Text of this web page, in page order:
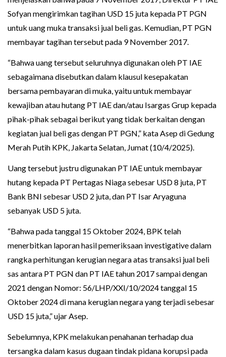
Sofyan mengirimkan tagihan USD 15 juta kepada PT PGN
untuk uang muka transaksi jual beli gas. Kemudian, PT PGN
membayar tagihan tersebut pada 9 November 2017.
“Bahwa uang tersebut seluruhnya digunakan oleh PT IAE
sebagaimana disebutkan dalam klausul kesepakatan
bersama pembayaran di muka, yaitu untuk membayar
kewajiban atau hutang PT IAE dan/atau Isargas Grup kepada
pihak-pihak sebagai berikut yang tidak berkaitan dengan
kegiatan jual beli gas dengan PT PGN,” kata Asep di Gedung
Merah Putih KPK, Jakarta Selatan, Jumat (10/4/2025).
Uang tersebut justru digunakan PT IAE untuk membayar
hutang kepada PT Pertagas Niaga sebesar USD 8 juta, PT
Bank BNI sebesar USD 2 juta, dan PT Isar Aryaguna
sebanyak USD 5 juta.
“Bahwa pada tanggal 15 Oktober 2024, BPK telah
menerbitkan laporan hasil pemeriksaan investigative dalam
rangka perhitungan kerugian negara atas transaksi jual beli
sas antara PT PGN dan PT IAE tahun 2017 sampai dengan
2021 dengan Nomor: 56/LHP/XXI/10/2024 tanggal 15
Oktober 2024 di mana kerugian negara yang terjadi sebesar
USD 15 juta,” ujar Asep.
Sebelumnya, KPK melakukan penahanan terhadap dua
tersangka dalam kasus dugaan tindak pidana korupsi pada